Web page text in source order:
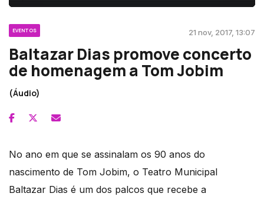
EVENTOS 21 nov, 2017, 13:07
Baltazar Dias promove concerto
de homenagem a Tom Jobim
(Áudio)
No ano em que se assinalam os 90 anos do
nascimento de Tom Jobim, o Teatro Municipal
Baltazar Dias é um dos palcos que recebe a